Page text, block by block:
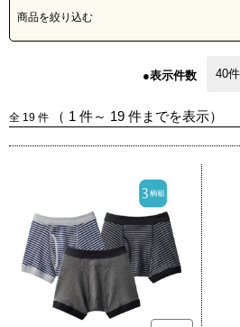
商品を絞り込む
●表示件数
全 19 件 （ 1 件～ 19 件までを表示）